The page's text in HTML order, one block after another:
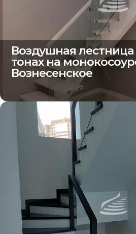
Воздушная
тонах на
Вознесенское